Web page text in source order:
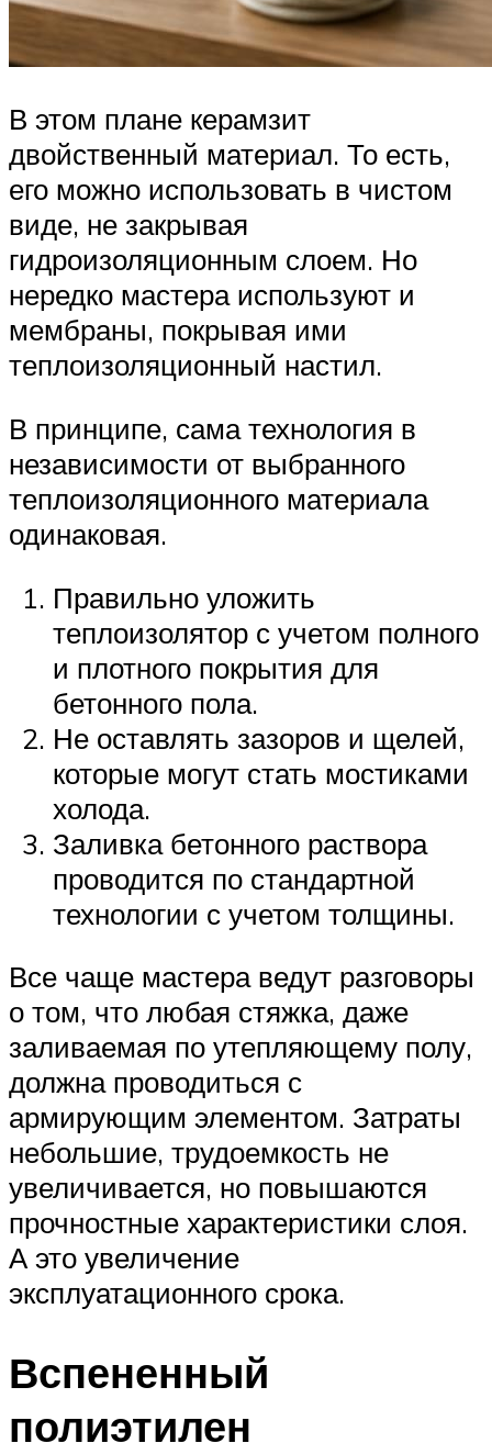
В этом плане керамзит
двойственный материал. То есть,
его можно использовать в чистом
виде, не закрывая
гидроизоляционным слоем. Но
нередко мастера используют и
мембраны, покрывая ими
теплоизоляционный настил.
В принципе, сама технология в
независимости от выбранного
теплоизоляционного материала
одинаковая.
Правильно уложить
теплоизолятор с учетом полного
и плотного покрытия для
бетонного пола.
Не оставлять зазоров и щелей,
которые могут стать мостиками
холода.
Заливка бетонного раствора
проводится по стандартной
технологии с учетом толщины.
Все чаще мастера ведут разговоры
о том, что любая стяжка, даже
заливаемая по утепляющему полу,
должна проводиться с
армирующим элементом. Затраты
небольшие, трудоемкость не
увеличивается, но повышаются
прочностные характеристики слоя.
А это увеличение
эксплуатационного срока.
Вспененный
полиэтилен